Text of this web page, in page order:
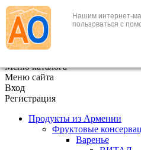
Нашим интернет-
пользоваться с
+7 (495) 646-888-1
В корзине 0
Меню каталога
Меню сайта
Вход
Регистрация
Продукты из Армении
Фруктовые
Варенье